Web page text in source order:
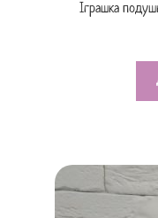
Іграшка